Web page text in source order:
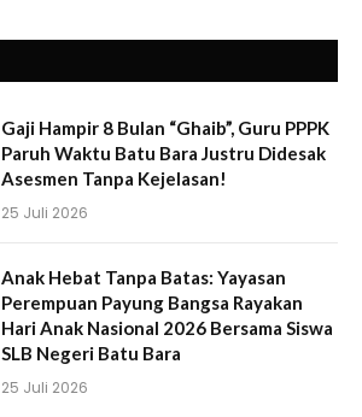
Gaji Hampir 8 Bulan “Ghaib”, Guru PPPK
Paruh Waktu Batu Bara Justru Didesak
Asesmen Tanpa Kejelasan!
25 Juli 2026
Anak Hebat Tanpa Batas: Yayasan
Perempuan Payung Bangsa Rayakan
Hari Anak Nasional 2026 Bersama Siswa
SLB Negeri Batu Bara
25 Juli 2026